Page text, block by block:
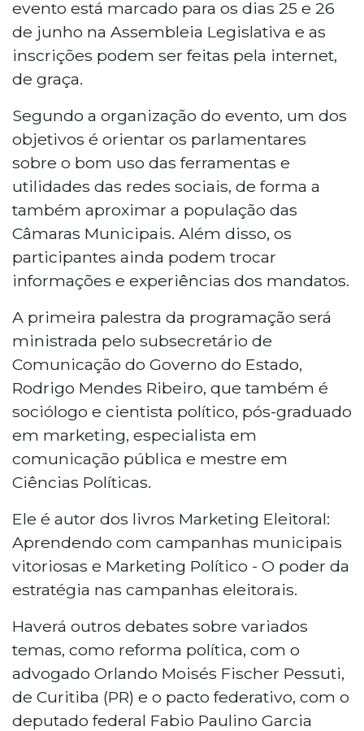
evento está marcado para os dias 25 e 26
de junho na Assembleia Legislativa e as
inscrições podem ser feitas pela internet,
de graça.
Segundo a organização do evento, um dos
objetivos é orientar os parlamentares
sobre o bom uso das ferramentas e
utilidades das redes sociais, de forma a
também aproximar a população das
Câmaras Municipais. Além disso, os
participantes ainda podem trocar
informações e experiências dos mandatos.
A primeira palestra da programação será
ministrada pelo subsecretário de
Comunicação do Governo do Estado,
Rodrigo Mendes Ribeiro, que também é
sociólogo e cientista político, pós-graduado
em marketing, especialista em
comunicação pública e mestre em
Ciências Políticas.
Ele é autor dos livros Marketing Eleitoral:
Aprendendo com campanhas municipais
vitoriosas e Marketing Político - O poder da
estratégia nas campanhas eleitorais.
Haverá outros debates sobre variados
temas, como reforma política, com o
advogado Orlando Moisés Fischer Pessuti,
de Curitiba (PR) e o pacto federativo, com o
deputado federal Fabio Paulino Garcia